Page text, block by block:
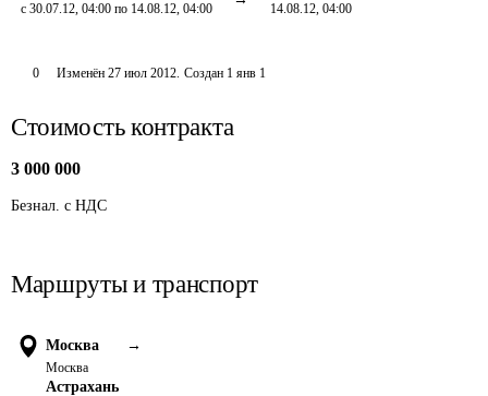
с 30.07.12, 04:00 по 14.08.12, 04:00
14.08.12, 04:00
0 Изменён 27 июл 2012. Создан 1 янв 1
Стоимость контракта
3 000 000
Безнал. c НДС
Маршруты и транспорт
Москва →
Москва
Астрахань